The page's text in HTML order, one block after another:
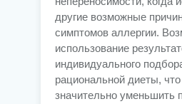
другие возможные
симптомов аллергии.
использование
индивидуального
рациональной диеты,
значительно уменьшить